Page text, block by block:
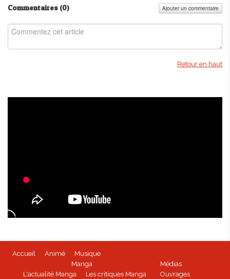
Commentaires (0) Ajouter un commentaire
Retour en haut
BEYBLADE BURST - Tome 1 disponible
Accueil Animé
Musique
Manga
L'actualité Manga
Les critiques Manga
Médias
Ouvrages